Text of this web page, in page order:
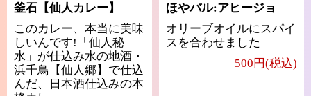
釜石【仙人カレー】
このカレー、本当に美味
しいんです!「仙人秘
水」が仕込み水の地酒・
浜千鳥【仙人郷】で仕込
んだ、日本酒仕込みの本
ほやバル:アヒージョ
オリーブオイルにスパイ
スを合わせました
500円(税込)